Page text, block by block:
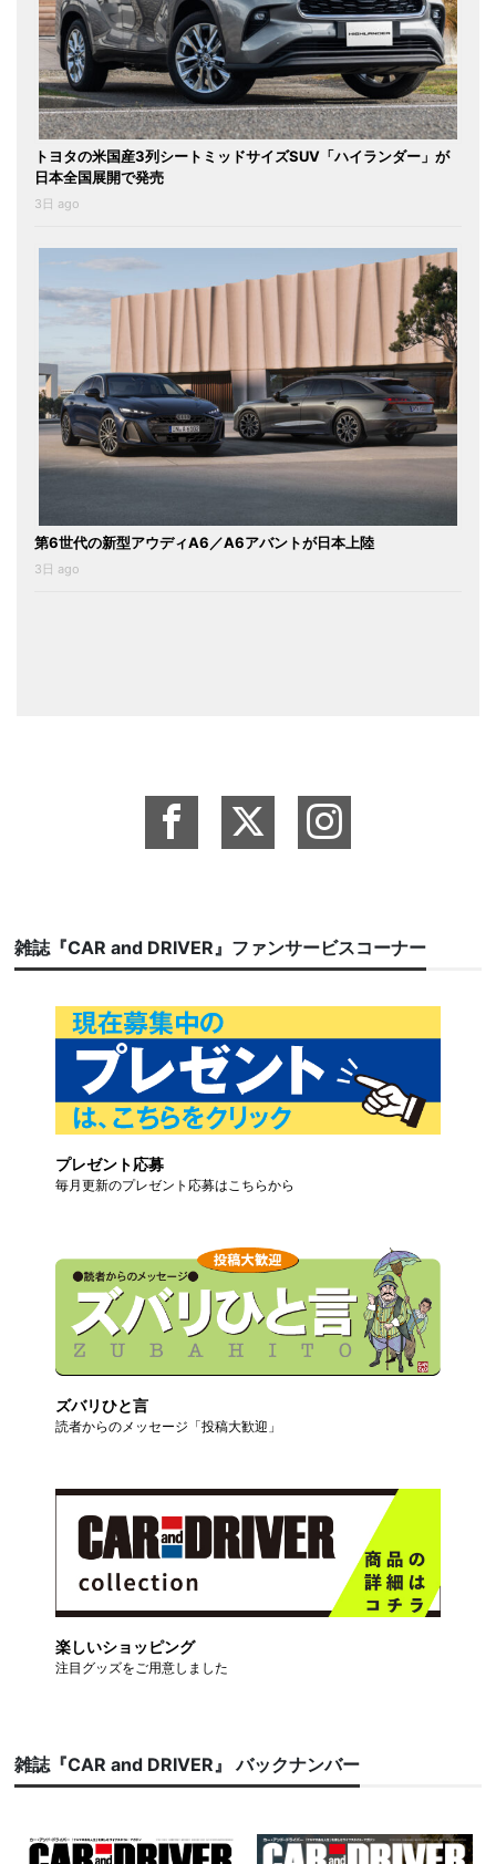
トヨタの米国産3列シートミッドサイズSUV「ハイランダー」が
日本全国展開で発売
3日 ago
第6世代の新型アウディA6／A6アバントが日本上陸
3日 ago
雑誌『CAR and DRIVER』ファンサービスコーナー
プレゼント応募
毎月更新のプレゼント応募はこちらから
ズバリひと言
読者からのメッセージ「投稿大歓迎」
楽しいショッピング
注目グッズをご用意しました
雑誌『CAR and DRIVER』 バックナンバー